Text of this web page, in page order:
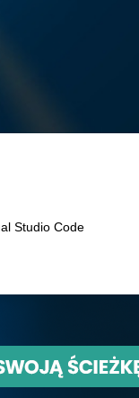
Studio Code